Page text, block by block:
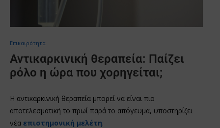
Επικαιρότητα
Αντικαρκινική θεραπεία: Παίζει
ρόλο η ώρα που χορηγείται;
Η αντικαρκινική θεραπεία μπορεί να είναι πιο
αποτελεσματική το πρωί παρά το απόγευμα, υποστηρίζει
νέα επιστημονική μελέτη.